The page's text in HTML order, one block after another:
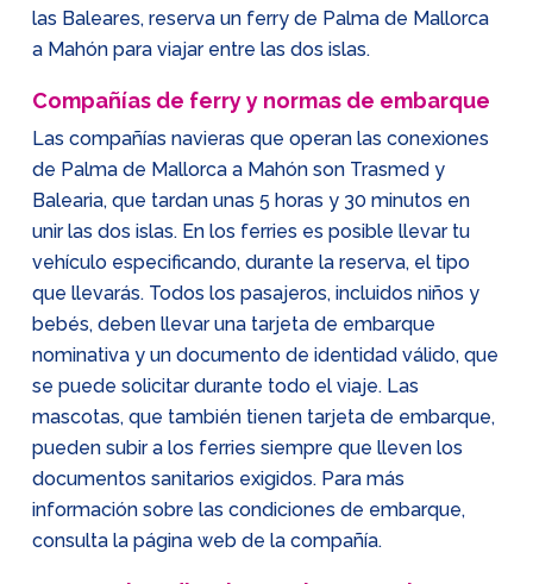
las Baleares, reserva un ferry de Palma de Mallorca
a Mahón para viajar entre las dos islas.
Compañías de ferry y normas de embarque
Las compañías navieras que operan las conexiones
de Palma de Mallorca a Mahón son Trasmed y
Balearia, que tardan unas 5 horas y 30 minutos en
unir las dos islas. En los ferries es posible llevar tu
vehículo especificando, durante la reserva, el tipo
que llevarás. Todos los pasajeros, incluidos niños y
bebés, deben llevar una tarjeta de embarque
nominativa y un documento de identidad válido, que
se puede solicitar durante todo el viaje. Las
mascotas, que también tienen tarjeta de embarque,
pueden subir a los ferries siempre que lleven los
documentos sanitarios exigidos. Para más
información sobre las condiciones de embarque,
consulta la página web de la compañía.